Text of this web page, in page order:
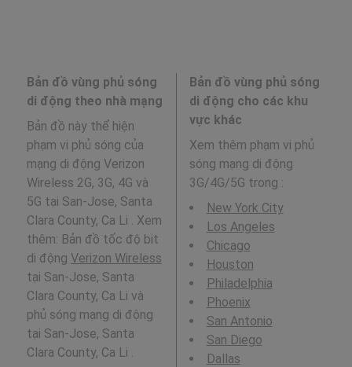
Bản đồ vùng phủ sóng
di động theo nhà mạng
Bản đồ này thể hiện
phạm vi phủ sóng của
mạng di động Verizon
Wireless 2G, 3G, 4G và
5G tại San-Jose, Santa
Clara County, Ca Li . Xem
thêm: Bản đồ tốc độ bit
di động Verizon Wireless
tại San-Jose, Santa
Clara County, Ca Li và
phủ sóng mạng di động
tại San-Jose, Santa
Clara County, Ca Li .
Bản đồ vùng phủ sóng
di động cho các khu
vực khác
Xem thêm phạm vi phủ
sóng mạng di động
3G/4G/5G trong :
New York City
Los Angeles
Chicago
Houston
Philadelphia
Phoenix
San Antonio
San Diego
Dallas